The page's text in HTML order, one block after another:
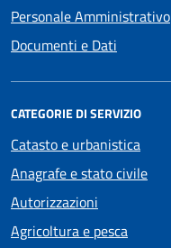
Personale Amministrativo
Documenti e Dati
CATEGORIE DI SERVIZIO
Catasto e urbanistica
Anagrafe e stato civile
Autorizzazioni
Agricoltura e pesca